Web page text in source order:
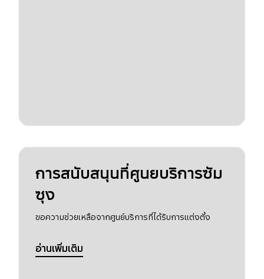
การสนับสนุนที่ศูนยบริการซัม
ซุง
ขอความช่วยเหลือจากศูนย์บริการที่ได้รับการแต่งตั้ง
อ่านเพิ่มเติม